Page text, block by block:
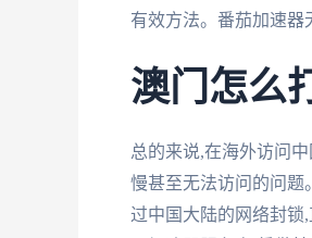
有效方法。番茄加速器
澳门怎么
总的来说,在海外访问
慢甚至无法访问的问题
过中国大陆的网络封锁